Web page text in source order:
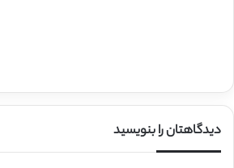
دیدگاهتان را بنویسید